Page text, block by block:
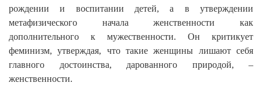
рождении и воспитании детей, а в утверждении
метафизического начала женственности как
дополнительного к мужественности. Он критикует
феминизм, утверждая, что такие женщины лишают себя
главного достоинства, дарованного природой, –
женственности.